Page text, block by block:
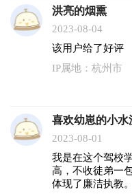
洪亮的烟熏
2023-08-04
该用户给了好评
IP属地：杭州市
喜欢幼崽的小水
2023-08-01
我是在这个驾校
高，不收徒弟一
体现了廉洁执教。